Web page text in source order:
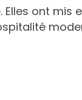
ont mis